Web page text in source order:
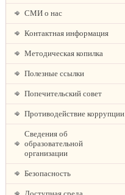
СМИ о нас
Контактная информация
Методическая копилка
Полезные ссылки
Попечительский совет
Противодействие коррупции
Сведения об
образовательной
организации
Безопасность